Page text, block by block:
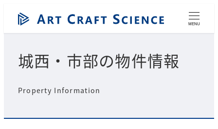
ン
移
MENU
城西・市部の物件情報
Property Information